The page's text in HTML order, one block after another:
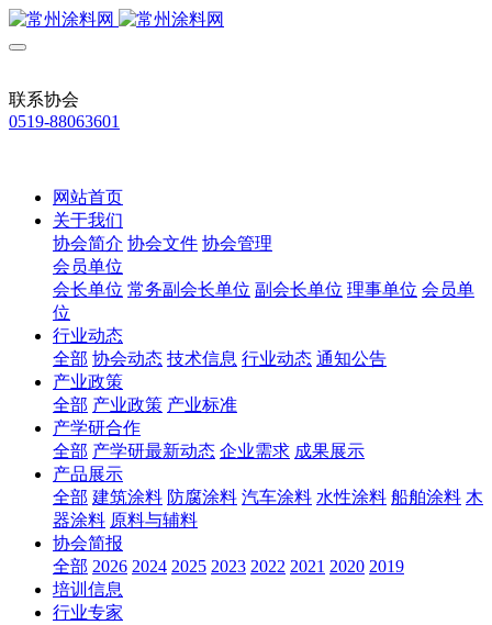
联系协会
0519-88063601
网站首页
关于我们
协会简介 协会文件 协会管理
会员单位
会长单位 常务副会长单位 副会长单位 理事单位 会员单
位
行业动态
全部 协会动态 技术信息 行业动态 通知公告
产业政策
全部 产业政策 产业标准
产学研合作
全部 产学研最新动态 企业需求 成果展示
产品展示
全部 建筑涂料 防腐涂料 汽车涂料 水性涂料 船舶涂料 木
器涂料 原料与辅料
协会简报
全部 2026 2024 2025 2023 2022 2021 2020 2019
培训信息
行业专家